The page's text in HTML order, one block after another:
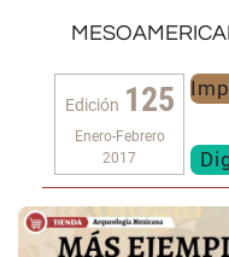
Edición 125
Enero-Febrero
2017